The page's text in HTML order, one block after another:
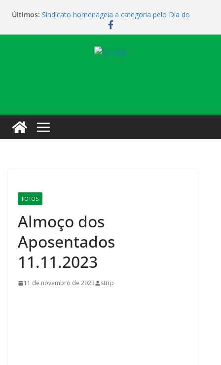
Últimos: Sindicato homenageia a categoria pelo Dia do
Sindicato realiza assembleia para orientar
cobradores sobre novas possibilidades de
qualificação e recolocação profissional
FOTOS
Almoço dos
Aposentados
11.11.2023
11 de novembro de 2023 sttrp